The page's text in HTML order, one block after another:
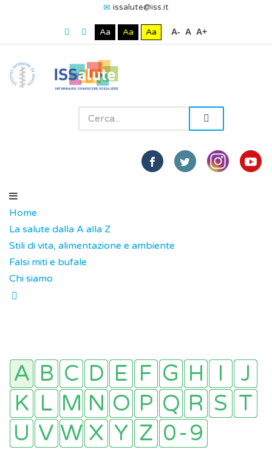
issalute@iss.it
Aa Aa Aa A- A A+
Home
La salute dalla A alla Z
Stili di vita, alimentazione e ambiente
Falsi miti e bufale
Chi siamo